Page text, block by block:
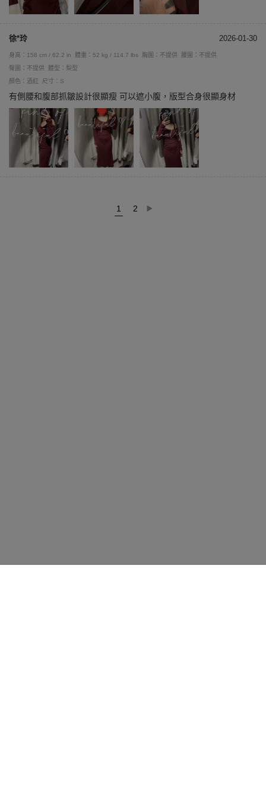
徐*玲 2026-01-30
身高：158 cm / 62.2 in 體重：52 kg / 114.7 lbs 胸圍：不提供
腰圍：不提供
臀圍：不提供
體型：梨型
顏色：酒紅
尺寸：S
有側腰和腹部抓皺設計很顯瘦 可以遮小腹，版型合身很顯身材
1 2